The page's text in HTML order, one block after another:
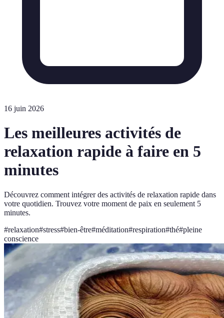
16 juin 2026
Les meilleures activités de
relaxation rapide à faire en 5
minutes
Découvrez comment intégrer des activités de relaxation rapide dans
votre quotidien. Trouvez votre moment de paix en seulement 5
minutes.
#relaxation#stress#bien-être#méditation#respiration#thé#pleine
conscience